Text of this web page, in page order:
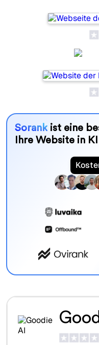
Sorankist eine
Ihre Website in